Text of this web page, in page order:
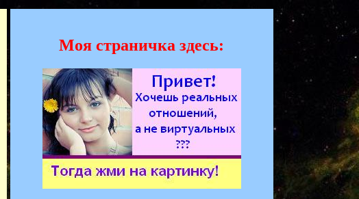
Моя страничка здесь: